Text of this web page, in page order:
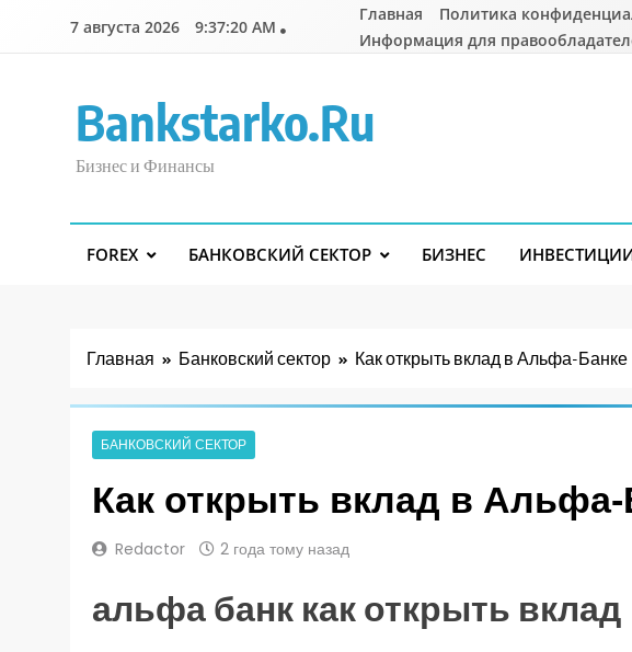
7 августа 2026 9:37:21 AM
Главная
Политика
Информация для
Bankstarko.ru
Бизнес и Финансы
FOREX БАНКОВСКИЙ СЕКТОР БИЗНЕС
Главная Банковский сектор Как открыть вклад в Альфа-Банке
БАНКОВСКИЙ СЕКТОР
Как открыть вклад в Альфа-
Redactor 2 года тому назад
альфа банк как открыть вклад